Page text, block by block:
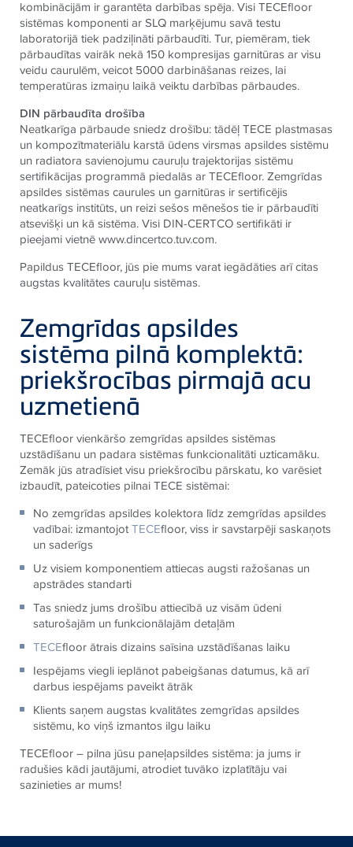
kombinācijām ir garantēta darbības spēja. Visi TECEfloor
sistēmas komponenti ar SLQ marķējumu savā testu
laboratorijā tiek padziļināti pārbaudīti. Tur, piemēram, tiek
pārbaudītas vairāk nekā 150 kompresijas garnitūras ar visu
veidu caurulēm, veicot 5000 darbināšanas reizes, lai
temperatūras izmaiņu laikā veiktu darbības pārbaudes.
DIN pārbaudīta drošība
Neatkarīga pārbaude sniedz drošību: tādēļ TECE plastmasas
un kompozītmateriālu karstā ūdens virsmas apsildes sistēmu
un radiatora savienojumu cauruļu trajektorijas sistēmu
sertifikācijas programmā piedalās ar TECEfloor. Zemgrīdas
apsildes sistēmas caurules un garnitūras ir sertificējis
neatkarīgs institūts, un reizi sešos mēnešos tie ir pārbaudīti
atsevišķi un kā sistēma. Visi DIN-CERTCO sertifikāti ir
pieejami vietnē www.dincertco.tuv.com.
Papildus TECEfloor, jūs pie mums varat iegādāties arī citas
augstas kvalitātes cauruļu sistēmas.
Zemgrīdas apsildes
sistēma pilnā komplektā:
priekšrocības pirmajā acu
uzmetienā
TECEfloor vienkāršo zemgrīdas apsildes sistēmas
uzstādīšanu un padara sistēmas funkcionalitāti uzticamāku.
Zemāk jūs atradīsiet visu priekšrocību pārskatu, ko varēsiet
izbaudīt, pateicoties pilnai TECE sistēmai:
No zemgrīdas apsildes kolektora līdz zemgrīdas apsildes
vadībai: izmantojotTECEfloor, viss ir savstarpēji saskaņots
un saderīgs
Uz visiem komponentiem attiecas augsti ražošanas un
apstrādes standarti
Tas sniedz jums drošību attiecībā uz visām ūdeni
saturošajām un funkcionālajām detaļām
TECEfloor ātrais dizains saīsina uzstādīšanas laiku
Iespējams viegli ieplānot pabeigšanas datumus, kā arī
darbus iespējams paveikt ātrāk
Klients saņem augstas kvalitātes zemgrīdas apsildes
sistēmu, ko viņš izmantos ilgu laiku
TECEfloor – pilna jūsu paneļapsildes sistēma: ja jums ir
radušies kādi jautājumi, atrodiet tuvāko izplatītāju vai
sazinieties ar mums!